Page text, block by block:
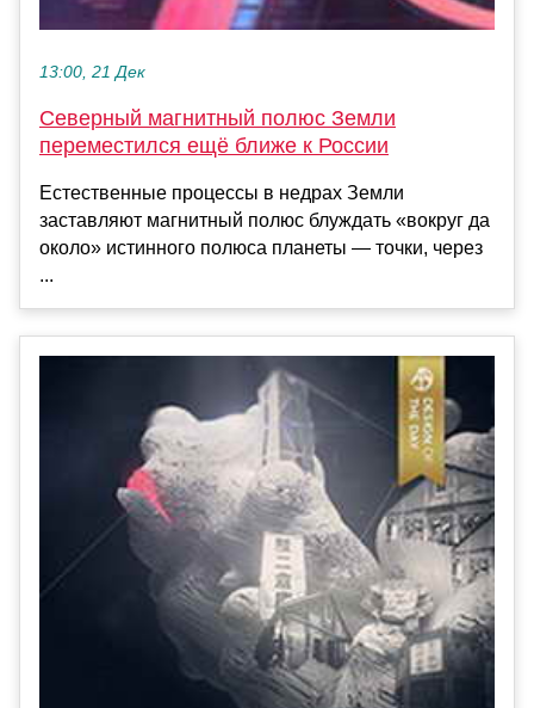
13:00, 21 Дек
Северный магнитный полюс Земли
переместился ещё ближе к России
Естественные процессы в недрах Земли
заставляют магнитный полюс блуждать «вокруг да
около» истинного полюса планеты — точки, через
...